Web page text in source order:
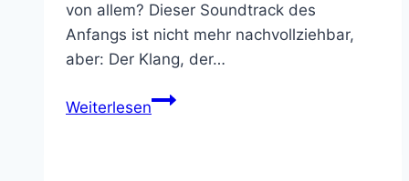
von allem? Dieser Soundtrack des
Anfangs ist nicht mehr nachvollziehbar,
aber: Der Klang, der…
WeiterlesenDer